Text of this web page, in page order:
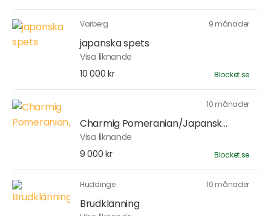
Varberg 9 månader
japanska spets
Visa liknande
10 000 kr
Blocket.se
10 månader
Charmig Pomeranian/Japansk...
Visa liknande
9 000 kr
Blocket.se
Huddinge 10 månader
Brudklänning